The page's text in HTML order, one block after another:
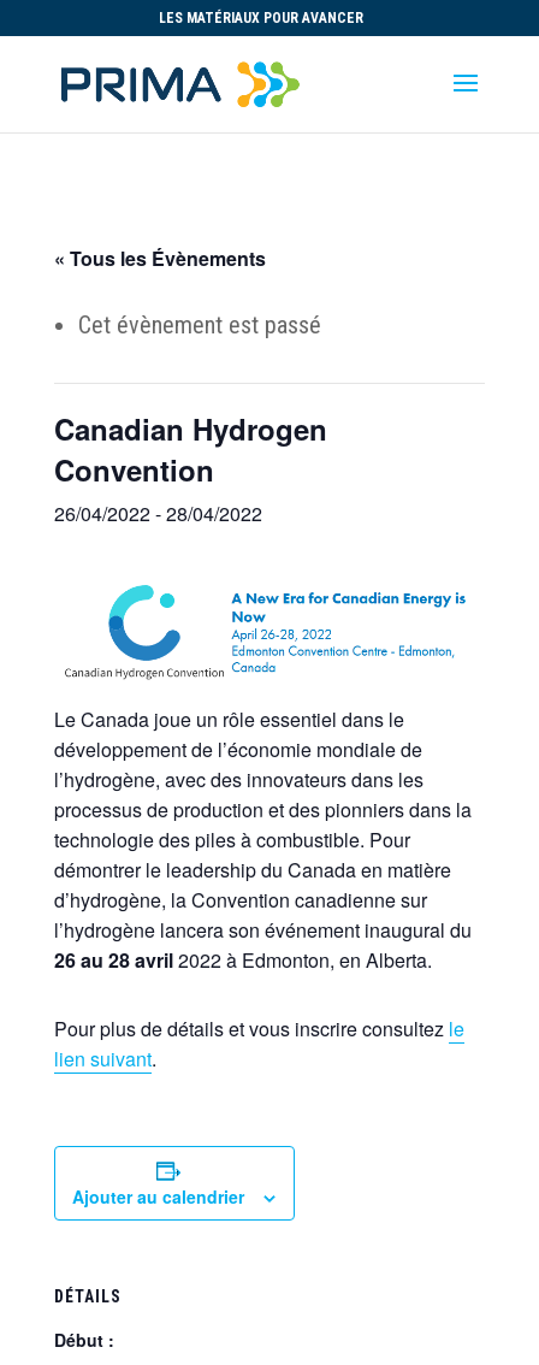
LES MATÉRIAUX POUR AVANCER
« Tous les Évènements
Cet évènement est passé
Canadian Hydrogen
Convention
26/04/2022-28/04/2022
Le Canada joue un rôle essentiel dans le
développement de l’économie mondiale de
l’hydrogène, avec des innovateurs dans les
processus de production et des pionniers dans la
technologie des piles à combustible. Pour
démontrer le leadership du Canada en matière
d’hydrogène, la Convention canadienne sur
l’hydrogène lancera son événement inaugural du
26 au 28 avril2022 à Edmonton, en Alberta.
Pour plus de détails et vous inscrire consultez le
lien suivant.
Ajouter au calendrier
DÉTAILS
Début :